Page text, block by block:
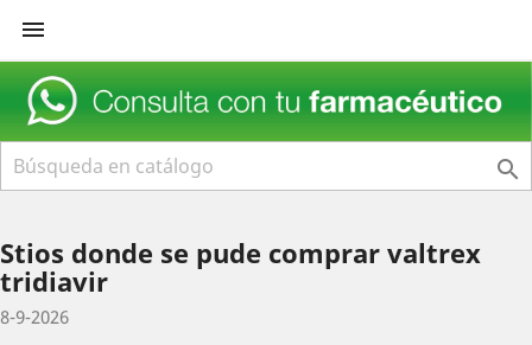


Stios donde se pude comprar valtrex
tridiavir
8-9-2026